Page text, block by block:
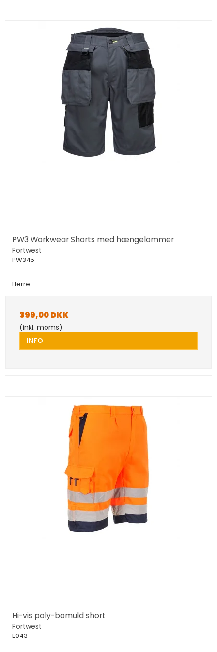
PW3 Workwear Shorts med hængelommer
Portwest
PW345
Herre
399,00 DKK
(inkl. moms)
INFO
Hi-vis poly-bomuld short
Portwest
E043